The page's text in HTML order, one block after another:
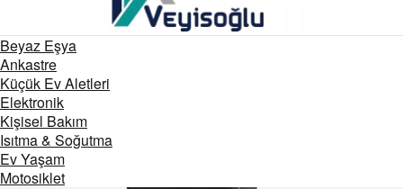
Beyaz Eşya
Ankastre
Küçük Ev Aletleri
Elektronik
Kişisel Bakım
Isıtma & Soğutma
Ev Yaşam
Motosiklet